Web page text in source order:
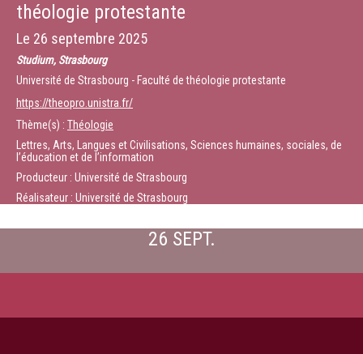
théologie protestante
Le 26 septembre 2025
Studium, Strasbourg
Université de Strasbourg - Faculté de théologie protestante
https://theopro.unistra.fr/
Thème(s) : Théologie
Lettres, Arts, Langues et Civilisations, Sciences humaines, sociales, de
l’éducation et de l’information
Producteur : Université de Strasbourg
Réalisateur : Université de Strasbourg
26 SEPT.